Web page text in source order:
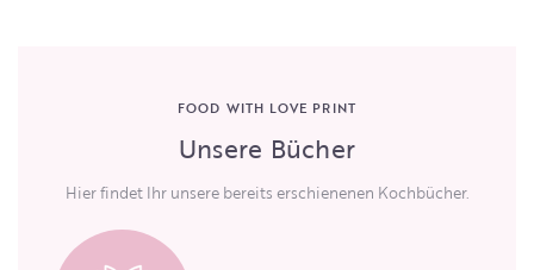
FOOD WITH LOVE PRINT
Unsere Bücher
Hier findet Ihr unsere bereits erschienenen Kochbücher.